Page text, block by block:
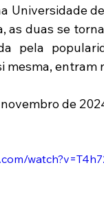
Universidade
as duas se
pela
mesma, entram
de